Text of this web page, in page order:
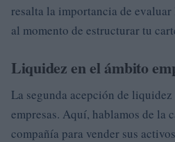
resalta la importancia de
al momento de estructurar tu
Liquidez en el ámbito
La segunda acepción de
empresas. Aquí, hablamos de la
compañía para vender sus